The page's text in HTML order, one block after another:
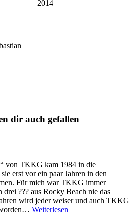
2014
dir auch gefallen
von TKKG kam 1984 in die
erst vor ein paar Jahren in den
Für mich war TKKG immer
??? aus Rocky Beach nie das
wird jeder weiser und auch TKKG
Weiterlesen